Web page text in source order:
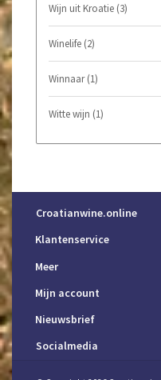
Wijn uit Kroatie (3)
Winelife (2)
Winnaar(1)
Witte wijn (1)
Croatianwine.online
Klantenservice
Meer
Mijn account
Nieuwsbrief
Socialmedia